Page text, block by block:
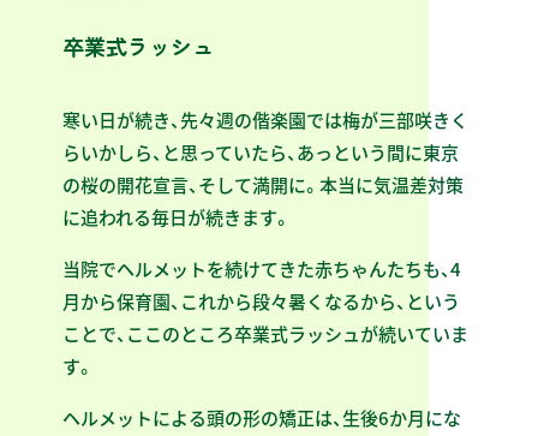
卒業式ラッシュ
寒い日が続き、先々週の偕楽園では梅が三部咲きく
らいかしら、と思っていたら、あっという間に東京
の桜の開花宣言、そして満開に。本当に気温差対策
に追われる毎日が続きます。
当院でヘルメットを続けてきた赤ちゃんたちも、4
月から保育園、これから段々暑くなるから、という
ことで、ここのところ卒業式ラッシュが続いていま
す。
ヘルメットによる頭の形の矯正は、生後6か月にな